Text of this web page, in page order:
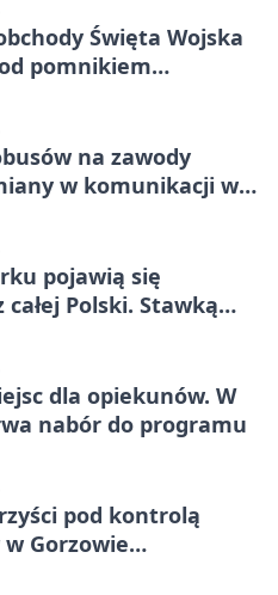
Święta Wojska
pomnikiem
na zawody
w komunikacji w
pojawią się
Polski. Stawką
dla opiekunów. W
nabór do programu
pod kontrolą
Gorzowie